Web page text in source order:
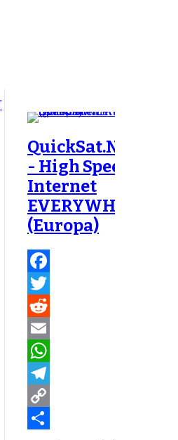
QuickSat.NET
- High Speed
Internet
EVERYWHERE
(Europa)
Facebook
Twitter
Reddit
Email
WhatsApp
Telegram
Copy